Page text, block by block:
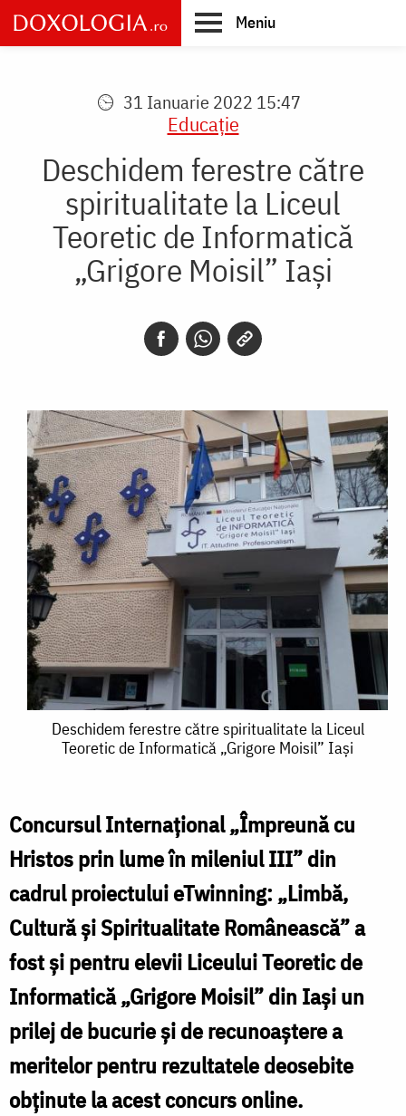
Skip
to
main
Meniu
31 Ianuarie 2022 15:47
Educaţie
Deschidem ferestre către
spiritualitate la Liceul
Teoretic de Informatică
„Grigore Moisil” Iași
Deschidem
ferestre
spiritualitate
la
Liceul
Teoretic
de
Informatică
„Grigore
Moisil”
Iași
Deschidem ferestre către spiritualitate la Liceul
Teoretic de Informatică „Grigore Moisil” Iași
Concursul Internațional „Împreună cu
Hristos prin lume în mileniul III” din
cadrul proiectului eTwinning: „Limbă,
Cultură și Spiritualitate Românească” a
fost și pentru elevii Liceului Teoretic de
Informatică „Grigore Moisil” din Iași un
prilej de bucurie și de recunoaștere a
meritelor pentru rezultatele deosebite
obținute la acest concurs online.